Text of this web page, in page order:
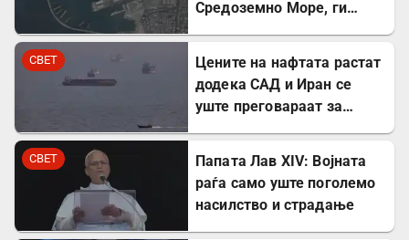
Средоземно Море, ги
СВЕТ
Цените на нафтата растат
додека САД и Иран се
уште преговараат за
СВЕТ
Папата Лав XIV: Војната
раѓа само уште поголемо
насилство и страдање